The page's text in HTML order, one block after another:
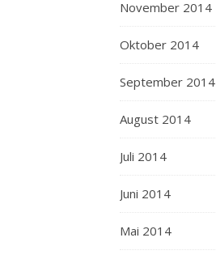
November 2014
Oktober 2014
September 2014
August 2014
Juli 2014
Juni 2014
Mai 2014